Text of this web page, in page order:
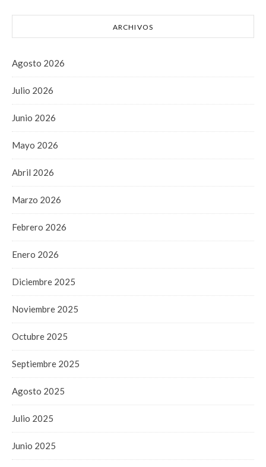
ARCHIVOS
Agosto 2026
Julio 2026
Junio 2026
Mayo 2026
Abril 2026
Marzo 2026
Febrero 2026
Enero 2026
Diciembre 2025
Noviembre 2025
Octubre 2025
Septiembre 2025
Agosto 2025
Julio 2025
Junio 2025